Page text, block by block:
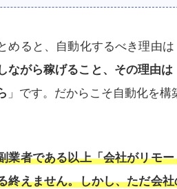
めると、自動化するべき理由は
ながら稼げること、その理由
」です。だからこそ自動化を構
業者である以上「会社がリモ
終えません。しかし、ただ会